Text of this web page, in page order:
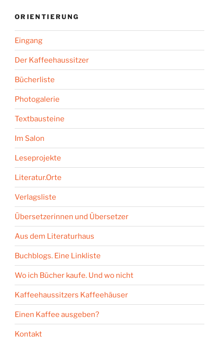
ORIENTIERUNG
Eingang
Der Kaffeehaussitzer
Bücherliste
Photogalerie
Textbausteine
Im Salon
Leseprojekte
Literatur.Orte
Verlagsliste
Übersetzerinnen und Übersetzer
Aus dem Literaturhaus
Buchblogs. Eine Linkliste
Wo ich Bücher kaufe. Und wo nicht
Kaffeehaussitzers Kaffeehäuser
Einen Kaffee ausgeben?
Kontakt